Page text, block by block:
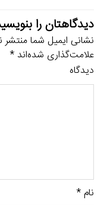
دیدگاهتان را
نشانی ایمیل شما
علامت‌گذاری شده‌اند*
دیدگاه
نام*